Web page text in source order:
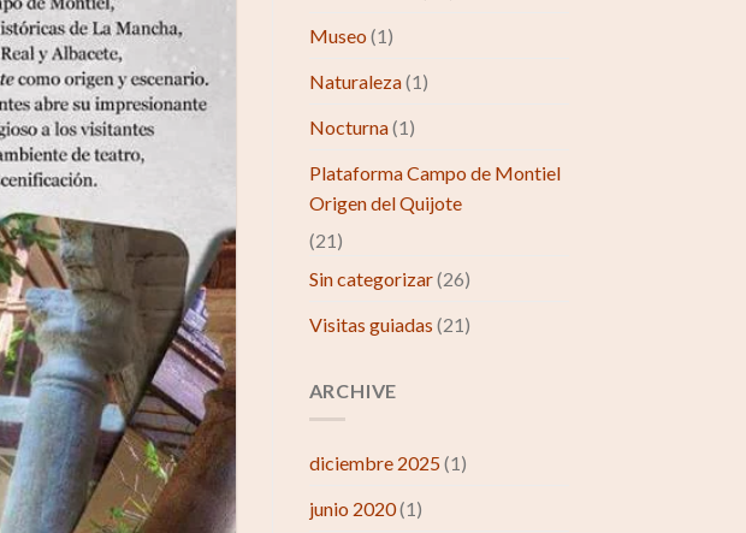
Museo (1)
Naturaleza(1)
Nocturna(1)
Plataforma Campo de Montiel
Origen del Quijote
(21)
Sin categorizar(26)
Visitas guiadas (21)
ARCHIVE
diciembre 2025(1)
junio 2020(1)